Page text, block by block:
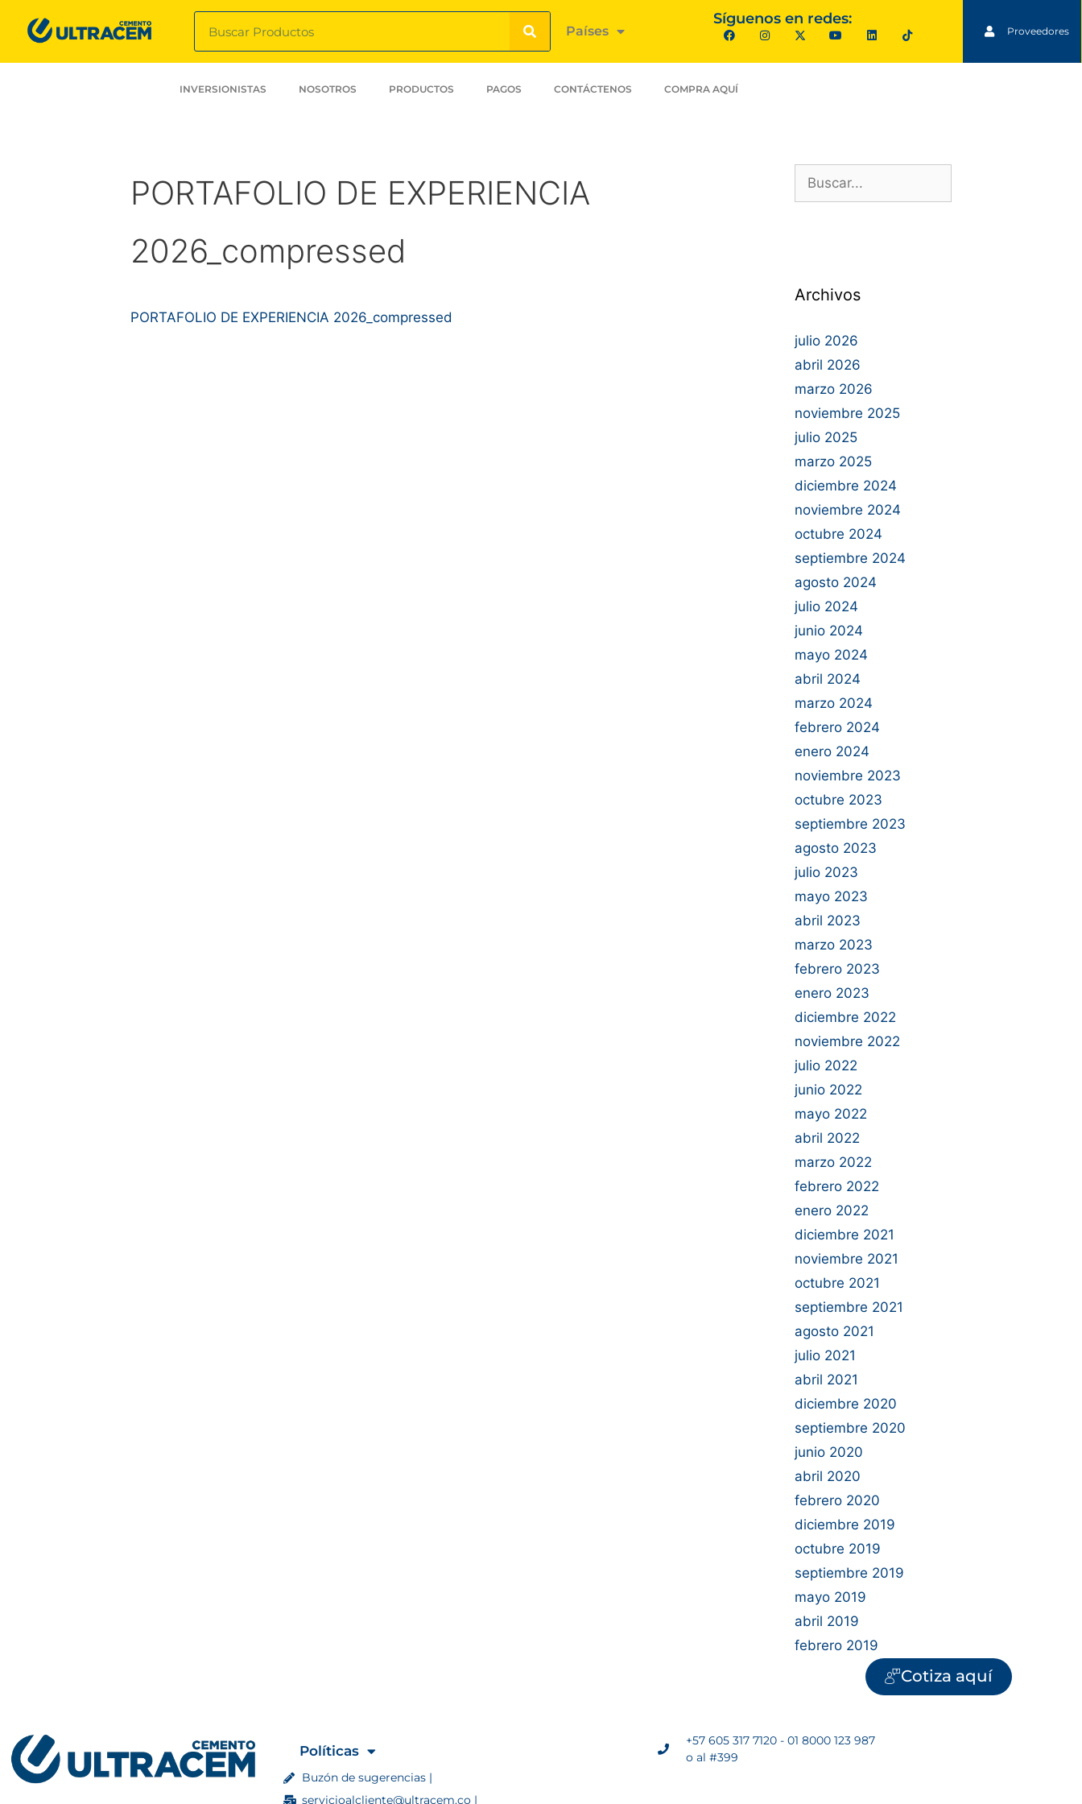
Países
Síguenos en redes:
Proveedores
INVERSIONISTAS NOSOTROS PRODUCTOS PAGOS CONTÁCTENOS COMPRA AQUÍ
PORTAFOLIO DE EXPERIENCIA
2026_compressed
PORTAFOLIO DE EXPERIENCIA 2026_compressed
Archivos
julio 2026
abril 2026
marzo 2026
noviembre 2025
julio 2025
marzo 2025
diciembre 2024
noviembre 2024
octubre 2024
septiembre 2024
agosto 2024
julio 2024
junio 2024
mayo 2024
abril 2024
marzo 2024
febrero 2024
enero 2024
noviembre 2023
octubre 2023
septiembre 2023
agosto 2023
julio 2023
mayo 2023
abril 2023
marzo 2023
febrero 2023
enero 2023
diciembre 2022
noviembre 2022
julio 2022
junio 2022
mayo 2022
abril 2022
marzo 2022
febrero 2022
enero 2022
diciembre 2021
noviembre 2021
octubre 2021
septiembre 2021
agosto 2021
julio 2021
abril 2021
diciembre 2020
septiembre 2020
junio 2020
abril 2020
febrero 2020
diciembre 2019
octubre 2019
septiembre 2019
mayo 2019
abril 2019
febrero 2019
Políticas
Buzón de sugerencias |
servicioalcliente@ultracem.co |
+57 605 317 7120 - 01 8000 123 987
o al #399
Cotiza aquí